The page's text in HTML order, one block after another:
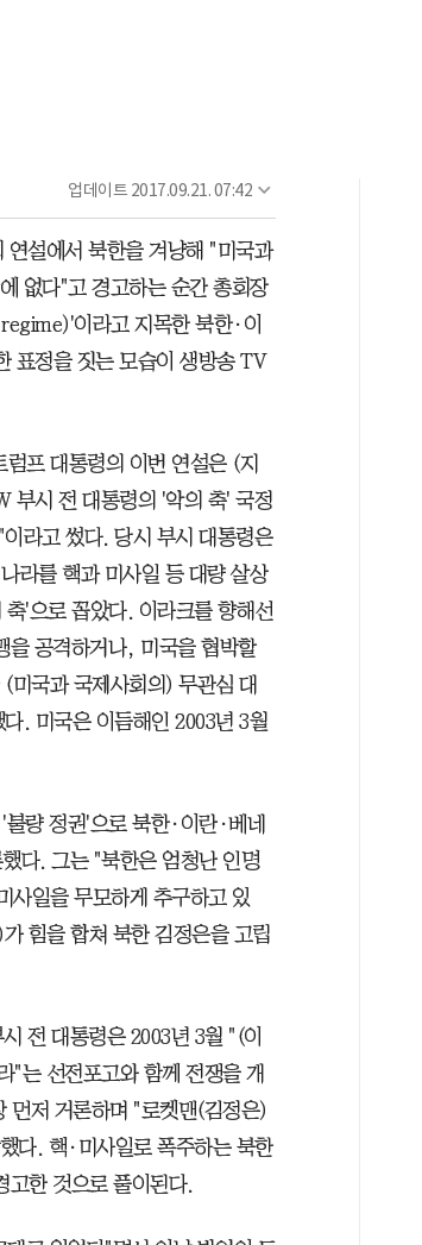
업데이트 2017.09.21. 07:42
설에서 북한을 겨냥해 "미국과
없다"고 경고하는 순간 총회장
이라고 지목한 북한·이
표정을 짓는 모습이 생방송 TV
프 대통령의 이번 연설은 (지
부시 전 대통령의 '악의 축' 국정
라고 썼다. 당시 부시 대통령은
라를 핵과 미사일 등 대량 살상
'으로 꼽았다. 이라크를 향해선
을 공격하거나, 미국을 협박할
미국과 국제사회의) 무관심 대
. 미국은 이듬해인 2003년 3월
량 정권'으로 북한·이란·베네
다. 그는 "북한은 엄청난 인명
사일을 무모하게 추구하고 있
힘을 합쳐 북한 김정은을 고립
전 대통령은 2003년 3월 "(이
"는 선전포고와 함께 전쟁을 개
먼저 거론하며 "로켓맨(김정은)
다. 핵·미사일로 폭주하는 북한
고한 것으로 풀이된다.